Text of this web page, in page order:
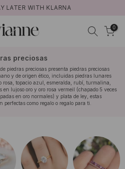
LATER WITH KLARNA
0
preciosas
piedras preciosas presenta piedras preciosas
y de origen ético, incluidas piedras lunares
topacio azul, esmeralda, rubí, turmalina,
lujoso oro y oro rosa vermeil (chapado 5 veces
en oro normales) y plata de ley, estas
perfectas como regalo o regalo para ti.